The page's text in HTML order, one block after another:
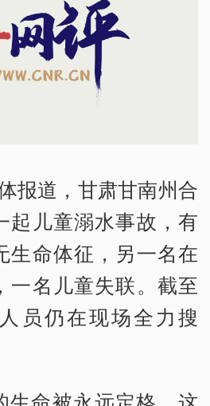
报道，甘肃甘南州合
起儿童溺水事故，有
生命体征，另一名在
一名儿童失联。截至
员仍在现场全力搜